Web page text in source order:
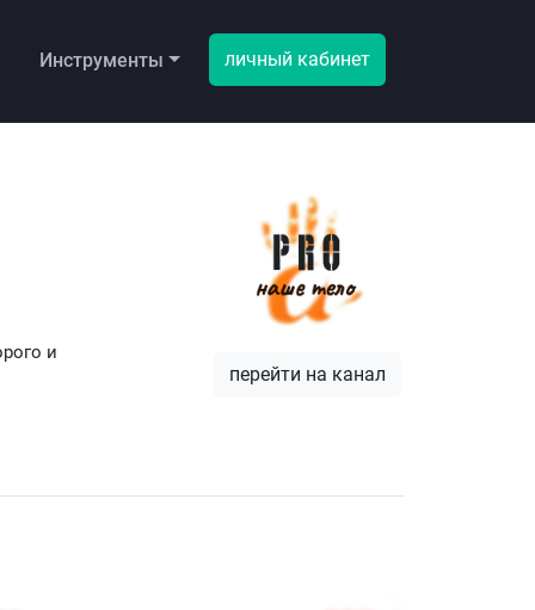
Инструменты личный кабинет
и
перейти на канал